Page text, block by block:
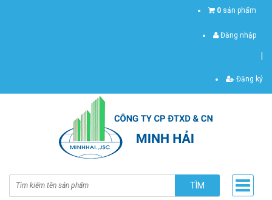
0 sản phẩm
Đăng nhập
Đăng ký
TÌM